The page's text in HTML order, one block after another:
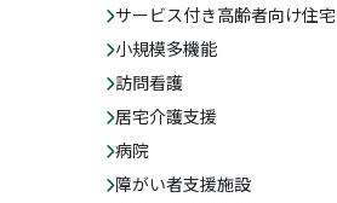
サービス付き高齢者向け住宅
小規模多機能
訪問看護
居宅介護支援
病院
障がい者支援施設